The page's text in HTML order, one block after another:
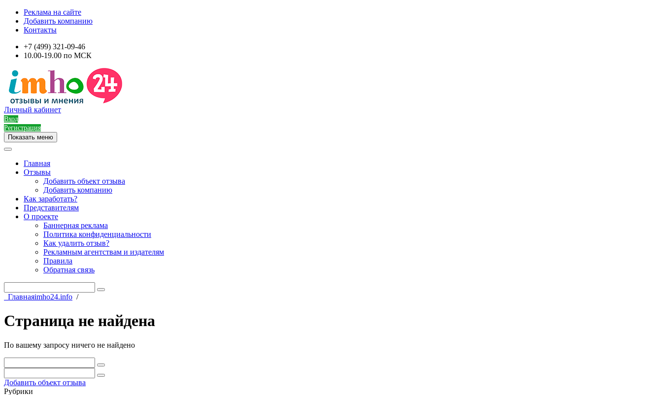
Реклама на сайте
Добавить компанию
Контакты
+7 (499) 321-09-46
10.00-19.00 по МСК
Личный кабинет
Вход
Регистрация
Показать меню
Главная
Отзывы
Добавить объект отзыва
Добавить компанию
Как заработать?
Представителям
О проекте
Баннерная реклама
Политика конфиденциальности
Как удалить отзыв?
Рекламным агентствам и издателям
Правила
Обратная связь
Главнаяimho24.info /
Страница не найдена
По вашему запросу ничего не найдено
Добавить объект отзыва
Рубрики